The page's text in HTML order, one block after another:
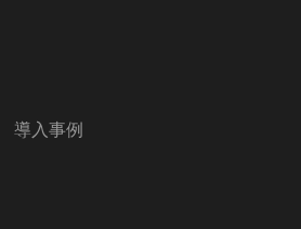
導入事例